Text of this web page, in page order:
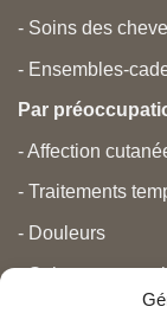
- Soins des
- Ensembles-
Par
- Affection
- Traitements
- Douleurs
- Soins